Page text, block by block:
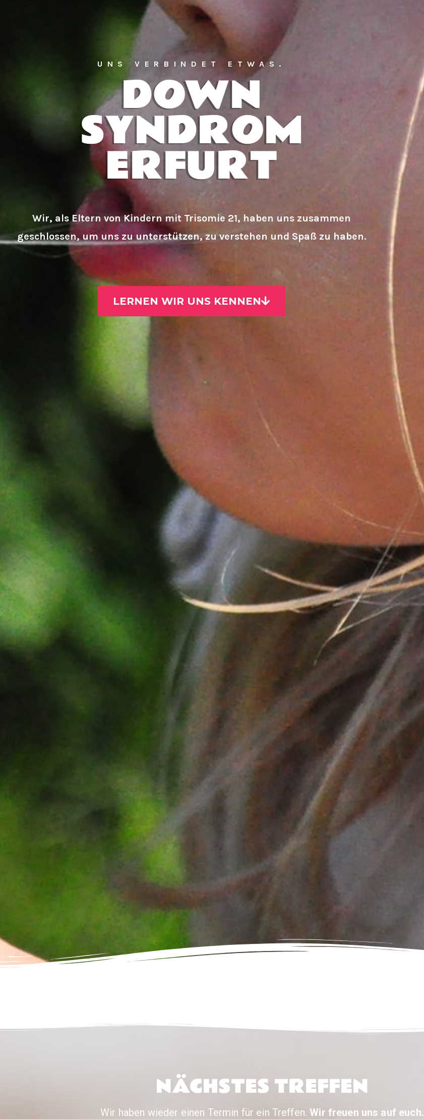
UNS VERBINDET ETWAS.
DOWN
SYNDROM
ERFURT
Wir, als Eltern von Kindern mit Trisomie 21, haben uns zusammen
geschlossen, um uns zu unterstützen, zu verstehen und Spaß zu haben.
LERNEN WIR UNS KENNEN
NÄCHSTES TREFFEN
Wir haben wieder einen Termin für ein Treffen. Wir freuen uns auf euch.